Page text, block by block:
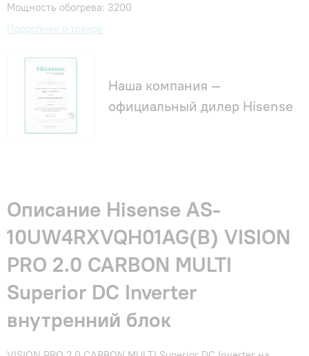
Мощность обогрева: 3200
Подробнее о товаре
Наша компания —
официальный дилер Hisense
Описание Hisense AS-
10UW4RXVQH01AG(B) VISION
PRO 2.0 CARBON MULTI
Superior DC Inverter
внутренний блок